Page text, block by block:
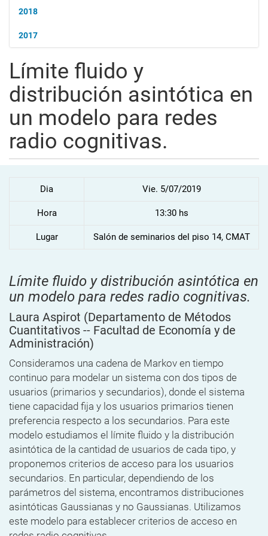
2018
2017
Límite fluido y
distribución asintótica en
un modelo para redes
radio cognitivas.
Dia Vie. 5/07/2019
Hora 13:30 hs
Lugar Salón de seminarios del piso 14, CMAT
Límite fluido y distribución asintótica en
un modelo para redes radio cognitivas.
Laura Aspirot (Departamento de Métodos
Cuantitativos -- Facultad de Economía y de
Administración)
Consideramos una cadena de Markov en tiempo
continuo para modelar un sistema con dos tipos de
usuarios (primarios y secundarios), donde el sistema
tiene capacidad fija y los usuarios primarios tienen
preferencia respecto a los secundarios. Para este
modelo estudiamos el límite fluido y la distribución
asintótica de la cantidad de usuarios de cada tipo, y
proponemos criterios de acceso para los usuarios
secundarios. En particular, dependiendo de los
parámetros del sistema, encontramos distribuciones
asintóticas Gaussianas y no Gaussianas. Utilizamos
este modelo para establecer criterios de acceso en